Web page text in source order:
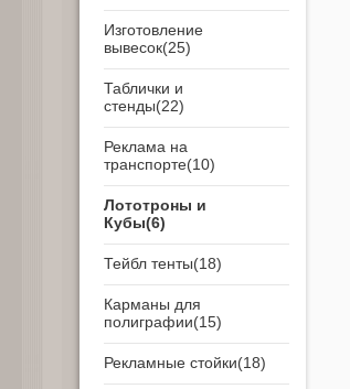
Изготовление
вывесок
Таблички и
стенды
Реклама на
транспорте
Лототроны и
Кубы
Тейбл тенты
Карманы для
полиграфии
Рекламные стойки